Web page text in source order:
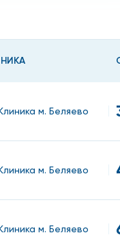
именно
к
и
м. Беляево
м. Беляево
м. Беляево